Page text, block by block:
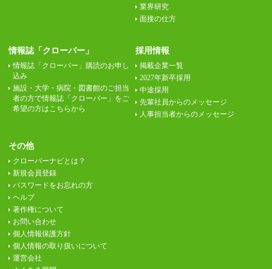
業界研究
面接の仕方
情報誌「クローバー」
情報誌「クローバー」購読のお申し
込み
施設・大学・病院・図書館のご担当
者の方で情報誌「クローバー」をご
希望の方はこちらから
採用情報
掲載企業一覧
2027年新卒採用
中途採用
先輩社員からのメッセージ
人事担当者からのメッセージ
その他
クローバーナビとは？
新規会員登録
パスワードをお忘れの方
ヘルプ
著作権について
お問い合わせ
個人情報保護方針
個人情報の取り扱いについて
運営会社